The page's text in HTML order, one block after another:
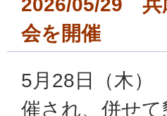
2026/05/29 兵
会を開催
5月28日（木）
催され、併せ